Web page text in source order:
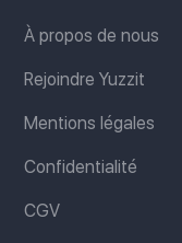
À propos de nous
Rejoindre Yuzzit
Mentions légales
Confidentialité
CGV